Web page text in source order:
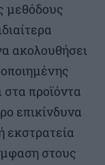
μεθόδους
ακολουθήσει
προϊόντα
επικίνδυνα
εκστρατεία
στους